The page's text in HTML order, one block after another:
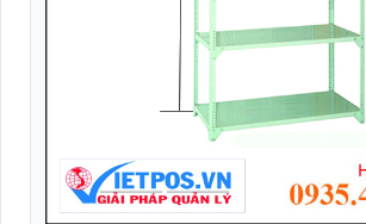
Tem phụ hàng nhập khẩu (Tuân thủ NĐ 43/
Tem vải nhãn mác may mặc (Woven/Satin
Thiết bị phòng chống Covid-19